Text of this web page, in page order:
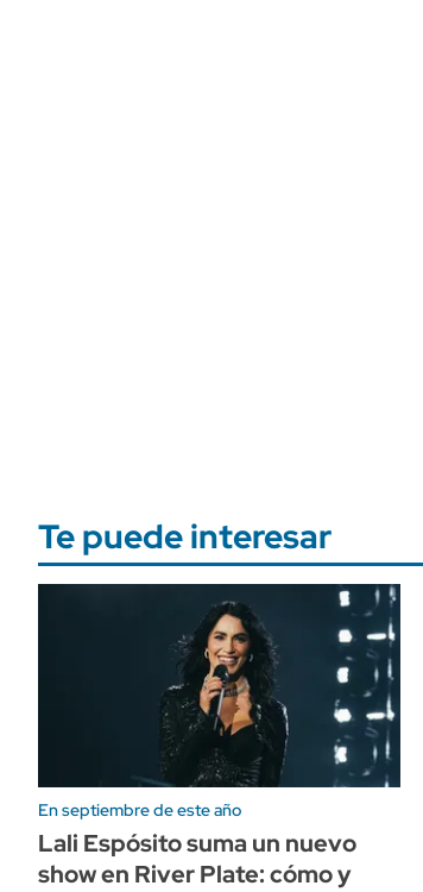
Te puede interesar
En septiembre de este año
Lali Espósito suma un nuevo
show en River Plate: cómo y